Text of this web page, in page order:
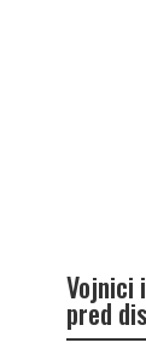
Vojnici
pred